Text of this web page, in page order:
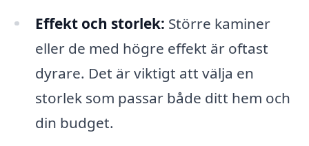
Effekt och storlek: Större kaminer
eller de med högre effekt är oftast
dyrare. Det är viktigt att välja en
storlek som passar både ditt hem och
din budget.